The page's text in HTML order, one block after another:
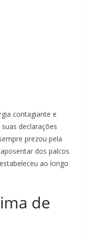
contagiante e
declarações
prezou pela
dos palcos
ao longo
de